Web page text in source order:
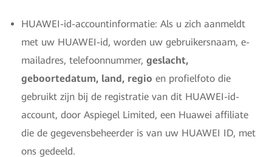
HUAWEI-id-accountinformatie: Als u zich aanmeldt
met uw HUAWEI-id, worden uw gebruikersnaam, e-
mailadres, telefoonnummer, geslacht,
geboortedatum, land, regio en profielfoto die
gebruikt zijn bij de registratie van dit HUAWEI-id-
account, door Aspiegel Limited, een Huawei affiliate
die de gegevensbeheerder is van uw HUAWEI ID, met
ons gedeeld.